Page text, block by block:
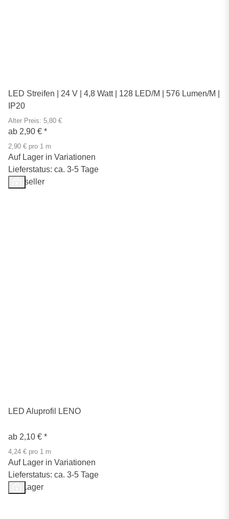
LED Streifen | 24 V | 4,8 Watt | 128 LED/M | 576 Lumen/M |
IP20
Alter Preis: 5,80 €
ab 2,90 € *
2,90 € pro 1 m
Auf Lager in Variationen
Lieferstatus: ca. 3-5 Tage
Bestseller
LED Aluprofil LENO
ab 2,10 € *
4,24 € pro 1 m
Auf Lager in Variationen
Lieferstatus: ca. 3-5 Tage
Auf Lager